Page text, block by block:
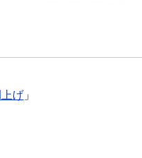
げ 」